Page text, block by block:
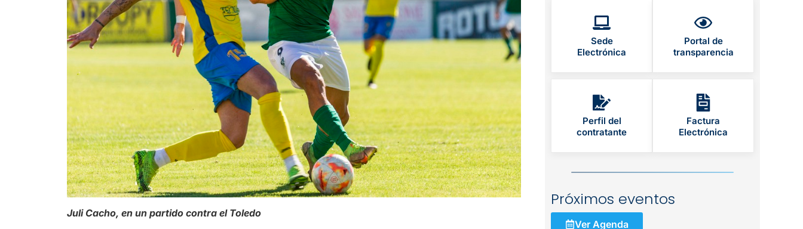
Juli Cacho, en un partido contra el Toledo
Sede
Electrónica
Portal de
transparencia
Perfil del
contratante
Factura
Electrónica
Próximos eventos
Ver Agenda